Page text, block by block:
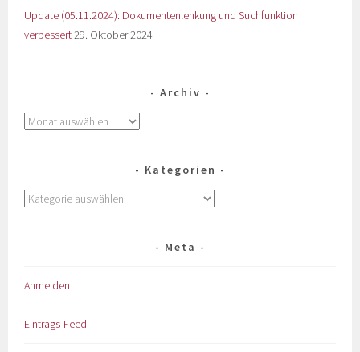
Update (05.11.2024): Dokumentenlenkung und Suchfunktion
verbessert29. Oktober 2024
Archiv
Kategorien
Meta
Anmelden
Eintrags-Feed